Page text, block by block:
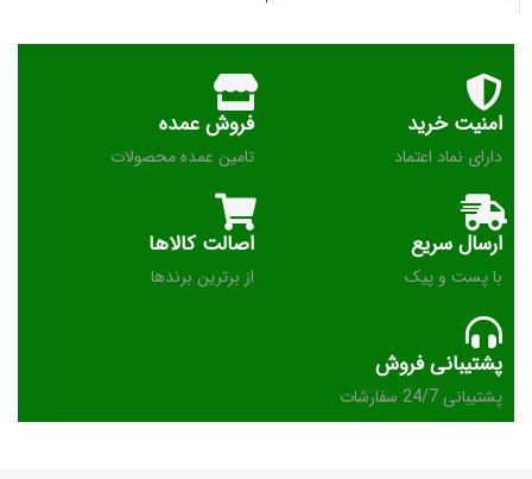
امنیت خرید
دارای نماد اعتماد
فروش عمده
تامین عمده محصولات
ارسال سریع
با پست و پیک
اصالت کالاها
از برترین برندها
پشتیبانی فروش
پشتیبانی 24/7 سفارشات